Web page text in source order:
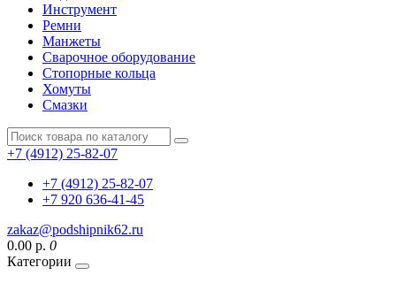
Инструмент
Ремни
Манжеты
Сварочное оборудование
Стопорные кольца
Хомуты
Смазки
+7 (4912) 25-82-07
+7 (4912) 25-82-07
+7 920 636-41-45
zakaz@podshipnik62.ru
0.00 р. 0
Категории